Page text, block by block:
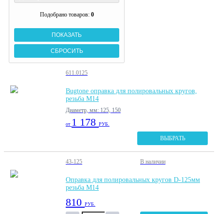
Подобрано товаров: 0
611.0125
Bugtone оправка для полировальных кругов,
резьба М14
Диаметр, мм: 125, 150
от 1 178 РУБ.
ВЫБРАТЬ
43-125 В наличии
Оправка для полировальных кругов D-125мм
резьба М14
810 РУБ.